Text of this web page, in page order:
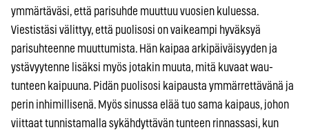
ymmärtäväsi, että parisuhde muuttuu vuosien kuluessa.
Viestistäsi välittyy, että puolisosi on vaikeampi hyväksyä
parisuhteenne muuttumista. Hän kaipaa arkipäiväisyyden ja
ystävyytenne lisäksi myös jotakin muuta, mitä kuvaat wau-
tunteen kaipuuna. Pidän puolisosi kaipausta ymmärrettävänä ja
perin inhimillisenä. Myös sinussa elää tuo sama kaipaus, johon
viittaat tunnistamalla sykähdyttävän tunteen rinnassasi, kun